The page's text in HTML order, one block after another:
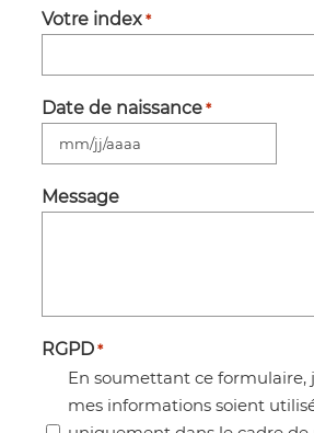
Votre index *
Date de naissance *
MM
slash
JJ
Message
RGPD *
En soumettant ce formulaire,
mes informations soient